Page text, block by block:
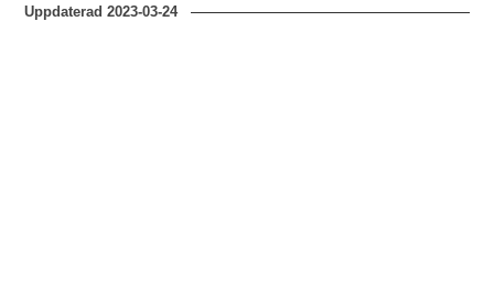
Uppdaterad2023-03-24